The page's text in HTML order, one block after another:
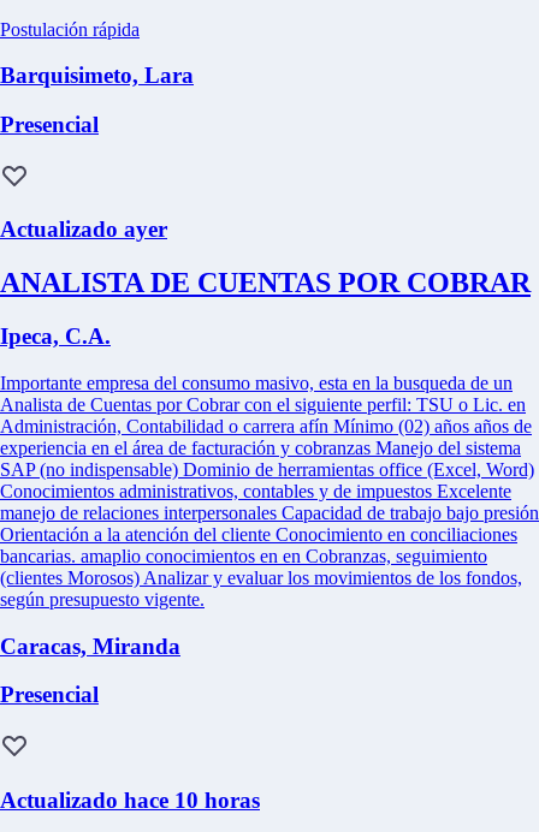
Postulación rápida
Barquisimeto, Lara
Presencial
Actualizado ayer
ANALISTA DE CUENTAS POR COBRAR
Ipeca, C.A.
Importante empresa del consumo masivo, esta en la busqueda de un
Analista de Cuentas por Cobrar con el siguiente perfil: TSU o Lic. en
Administración, Contabilidad o carrera afín Mínimo (02) años años de
experiencia en el área de facturación y cobranzas Manejo del sistema
SAP (no indispensable) Dominio de herramientas office (Excel, Word)
Conocimientos administrativos, contables y de impuestos Excelente
manejo de relaciones interpersonales Capacidad de trabajo bajo presión
Orientación a la atención del cliente Conocimiento en conciliaciones
bancarias. amaplio conocimientos en en Cobranzas, seguimiento
(clientes Morosos) Analizar y evaluar los movimientos de los fondos,
según presupuesto vigente.
Caracas, Miranda
Presencial
Actualizado hace 10 horas